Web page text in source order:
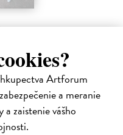
Artforum
a meranie
zaistenie vášho
míľnikom. A pre
zasielame do 12 dní od